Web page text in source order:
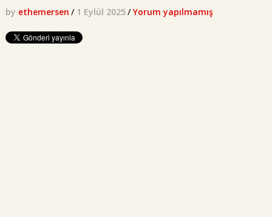
by ethemersen / 1 Eylül 2025/ Yorum yapılmamış